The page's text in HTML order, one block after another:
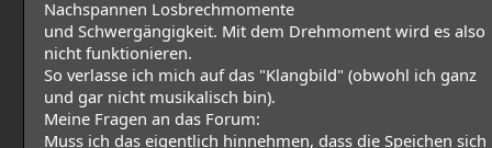
Nachspannen Losbrechmomente
und Schwergängigkeit. Mit dem Drehmoment wird es also
nicht funktionieren.
So verlasse ich mich auf das "Klangbild" (obwohl ich ganz
und gar nicht musikalisch bin).
Meine Fragen an das Forum:
Muss ich das eigentlich hinnehmen, dass die Speichen sich